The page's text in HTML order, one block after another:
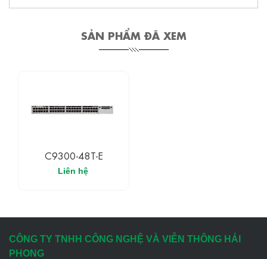
SẢN PHẨM ĐÃ XEM
C9300-48T-E
Liên hệ
CÔNG TY TNHH CÔNG NGHỆ VÀ VIỄN THÔNG HẢI
PHONG